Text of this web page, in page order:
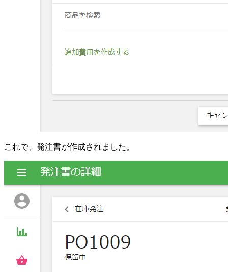
これで、発注書が作成されました。